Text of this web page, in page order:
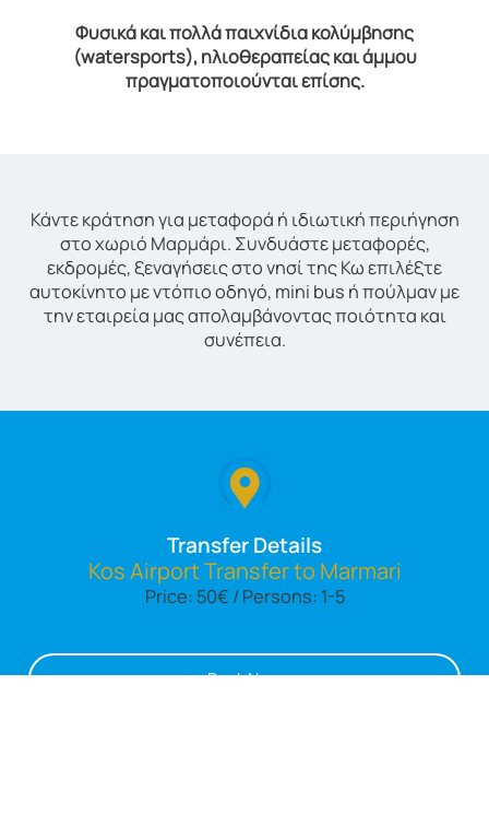
Φυσικά και πολλά παιχνίδια κολύμβησης
(watersports), ηλιοθεραπείας και άμμου
πραγματοποιούνται επίσης.
Κάντε κράτηση για μεταφορά ή ιδιωτική περιήγηση
στο χωριό Μαρμάρι. Συνδυάστε μεταφορές,
εκδρομές, ξεναγήσεις στο νησί της Κω επιλέξτε
αυτοκίνητο με ντόπιο οδηγό, mini bus ή πούλμαν με
την εταιρεία μας απολαμβάνοντας ποιότητα και
συνέπεια.
Transfer Details
Kos Airport Transfer to Marmari
Price: 50€ / Persons: 1-5
Book Now